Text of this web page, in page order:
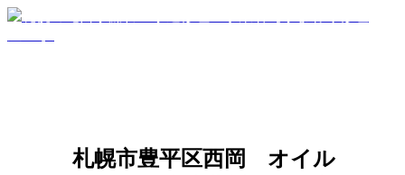
札幌市豊平区西岡 オイル